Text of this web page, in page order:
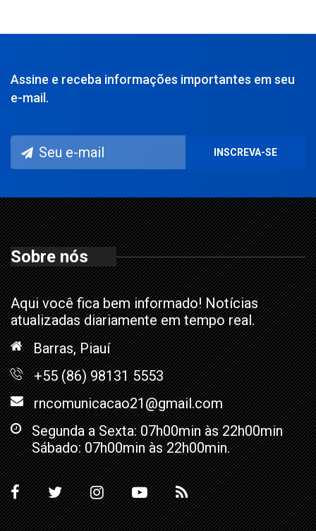
Assine e receba informações importantes em seu
e-mail.
Sobre nós
Aqui você fica bem informado! Notícias
atualizadas diariamente em tempo real.
Barras, Piauí
+55 (86) 98131 5553
rncomunicacao21@gmail.com
Segunda a Sexta: 07h00min às 22h00min
Sábado: 07h00min às 22h00min.